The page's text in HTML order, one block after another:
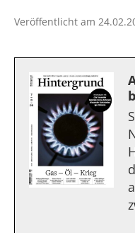
Veröffentlicht am